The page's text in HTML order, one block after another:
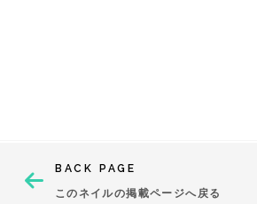
BACK PAGE
このネイルの掲載ページへ戻る